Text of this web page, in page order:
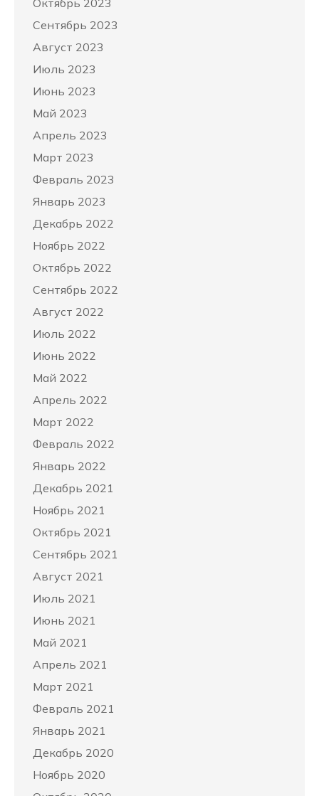
Сентябрь 2023
Август 2023
Июль 2023
Июнь 2023
Май 2023
Апрель 2023
Март 2023
Февраль 2023
Январь 2023
Декабрь 2022
Ноябрь 2022
Октябрь 2022
Сентябрь 2022
Август 2022
Июль 2022
Июнь 2022
Май 2022
Апрель 2022
Март 2022
Февраль 2022
Январь 2022
Декабрь 2021
Ноябрь 2021
Октябрь 2021
Сентябрь 2021
Август 2021
Июль 2021
Июнь 2021
Май 2021
Апрель 2021
Март 2021
Февраль 2021
Январь 2021
Декабрь 2020
Ноябрь 2020